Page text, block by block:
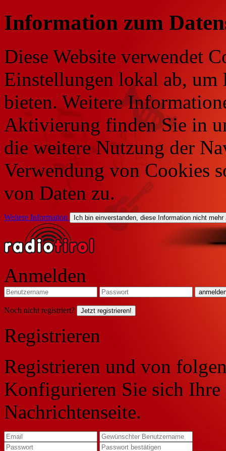
Information zum
Diese Website verwendet
Einstellungen lokal ab, um
bieten. Weitere
Aktivierung finden Sie in
die weitere Nutzung der
Verwendung von Cookies
von Daten zu.
Weitere Information Ich bin einverstanden, diese Information nicht mehr
Anmelden
Noch nicht registriert? Jetzt registrieren!
Registrieren
Registrieren und von
Konfigurieren Sie sich
Nachrichtenseite.